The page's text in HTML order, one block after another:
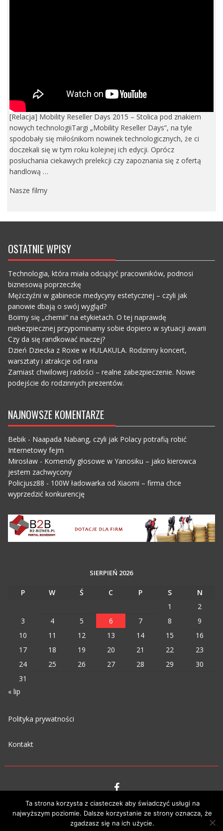
[Relacja] Mobility Reseller Days 2015 – Stolica pod znakiem
nowych technologiiTargi „Mobility Reseller Days”, na tyle
spodobały się miłośnikom nowinek technologicznych, że ci
doczekali się w tym roku kolejnej ich edycji. Oprócz
posłuchania ciekawych prelekcji czy zapoznania się z ofertą
handlową …
Nasze filmy
OSTATNIE WPISY
Technologia, która miała odciążyć pracowników, podnosi
biznesową poprzeczkę
Mężczyźni w gabinecie medycyny estetycznej – czyli jak
panowie dbają o swój wygląd?
Boimy się „chemii” na etykietach. O tej naprawdę
niebezpiecznej przypominamy sobie dopiero w sytuacji awarii
Czy da się randkować inaczej?
Dzień Dziecka z Roxie w HULAKULA. Rodzinny koncert,
warsztaty i atrakcje od rana
Zamiast chwilowej radości – realne zabezpieczenie. Nowe
podejście do rodzinnych prezentów.
NAJNOWSZE KOMENTARZE
Bebik- Naapada Nabang, czyli jak Polacy potrafią robić
Internetowy fejm
Mirosław- Komendy głosowe w Yanosiku – jako kierowca
jestem zachwycony
Policjusz88 - 100W ładowarka od Xiaomi – firma chce
wyprzedzić konkurencję
SIERPIEŃ 2026
P W Ś C P S
N
1
2
3
4 5 6 7 8
9
10
11 12 13 14 15
16
17
18 19 20 21 22
23
24
25 26 27 28 29
30
31
« lip
Polityka prywatności
Kontakt
VIPM © 2023
Ta strona korzysta z ciasteczek aby świadczyć usługi na
najwyższym poziomie. Dalsze korzystanie ze strony oznacza, że
zgadzasz się na ich użycie.